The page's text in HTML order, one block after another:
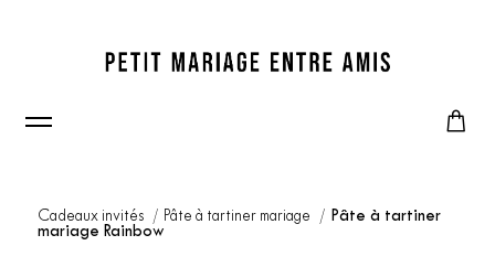
Cadeaux invités Pâte à tartiner mariage
Pâte à tartiner
mariage Rainbow